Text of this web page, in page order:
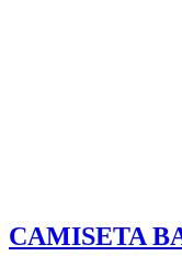
CAMISETA